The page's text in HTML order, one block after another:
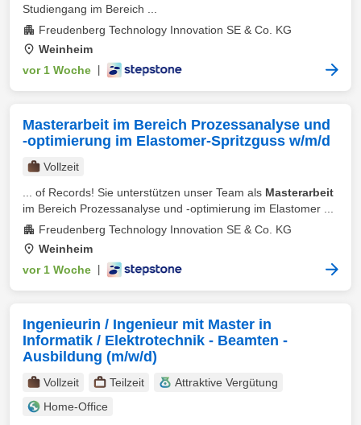
Studiengang im Bereich ...
Freudenberg Technology Innovation SE & Co. KG
Weinheim
vor 1 Woche
Masterarbeit im Bereich Prozessanalyse und
-optimierung im Elastomer-Spritzguss w/m/d
Vollzeit
... of Records! Sie unterstützen unser Team als Masterarbeit
im Bereich Prozessanalyse und -optimierung im Elastomer ...
Freudenberg Technology Innovation SE & Co. KG
Weinheim
vor 1 Woche
Ingenieurin / Ingenieur mit Master in
Informatik / Elektrotechnik - Beamten -
Ausbildung (m/w/d)
Vollzeit Teilzeit
Attraktive Vergütung
Home-Office